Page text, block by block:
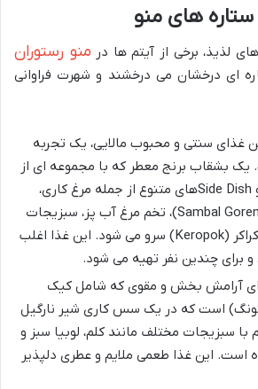
های منو
لذیذ، برخی از آیتم ها در منو رستوران
ای درخشان می درخشند و شهرت فراوانی
غذای سنتی و محبوب مالایی، یک تجربه
بشقاب برنج معطر که با مجموعه ای از
خورش های غنی و Side Dishهای متنوع از جمله مرغ کاری،
سمبال گورانگ (Sambal Goreng)، تخم مرغ آب پز، سبزیجات
سرخ شده و برنج کراکر (Keropok) سرو می شود. این غذا اغلب
برای چندین نفر تهیه می شود.
آرامش بخش و مقوی که شامل کیک
است که در یک سس کاری شیر نارگیل
سبزیجات مختلف مانند کلم، لوبیا سبز و
است. این غذا طعمی ملایم و عطری دلپذیر